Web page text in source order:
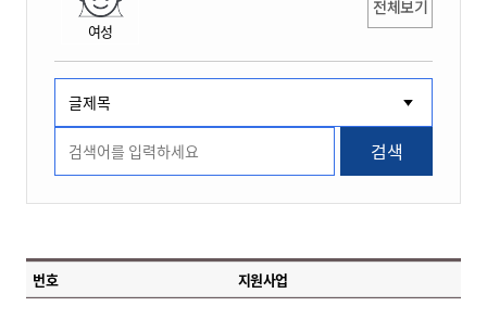
여성
전체보기
검색
번호 지원사업